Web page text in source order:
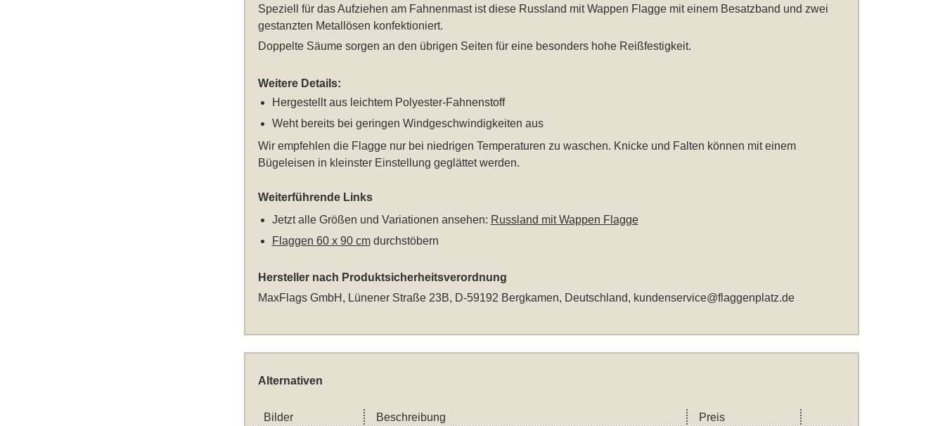
Speziell für das Aufziehen am Fahnenmast ist diese Russland mit Wappen Flagge mit einem Besatzband und zwei
gestanzten Metallösen konfektioniert.
Doppelte Säume sorgen an den übrigen Seiten für eine besonders hohe Reißfestigkeit.
Weitere Details:
Hergestellt aus leichtem Polyester-Fahnenstoff
Weht bereits bei geringen Windgeschwindigkeiten aus
Wir empfehlen die Flagge nur bei niedrigen Temperaturen zu waschen. Knicke und Falten können mit einem
Bügeleisen in kleinster Einstellung geglättet werden.
Weiterführende Links
Jetzt alle Größen und Variationen ansehen: Russland mit Wappen Flagge
Flaggen 60 x 90 cmdurchstöbern
Hersteller nach Produktsicherheitsverordnung
MaxFlags GmbH, Lünener Straße 23B, D-59192 Bergkamen, Deutschland, kundenservice@flaggenplatz.de
Alternativen
Bilder Beschreibung Preis